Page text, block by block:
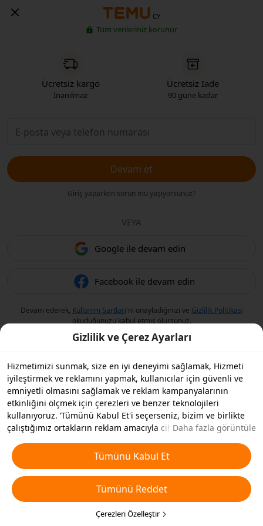
CY
Tüm verileriniz korunur
Ücretsiz kargo
İnanılmaz
Ücretsiz İade
90 güne kadar
Devam et
Giriş yaparken sorun mu yaşıyorsunuz?
VEYA
Google ile devam edin
Facebook ile devam edin
Devam ederek, Kullanım Şartları'nı onayladığınızı ve Gizlilik Politikası
okuduğunuzu kabul etmiş olursunuz.
Gizlilik ve Çerez Ayarları
Hizmetimizi sunmak, size en iyi deneyimi sağlamak, Hizmeti
iyileştirmek ve reklamını yapmak, kullanıcılar için güvenli ve
emniyetli olmasını sağlamak ve reklam kampanyalarının
etkinliğini ölçmek için çerezleri ve benzer teknolojileri
kullanıyoruz. ‘Tümünü Kabul Et'i seçerseniz, bizim ve birlikte
çalıştığımız ortakların reklam amacıyla cihazınızda çerezleri ve
Ayrıca, temel olmayan çerezlerin ’Tümünü Reddedebilir' veya
aşağıdaki ’Çerezleri Özelleştir'i tıklayarak veya gizlilik
ayarlarınızda istediğiniz zaman hangi çerez türlerini kabul
etmek veya devre dışı bırakmak istediğinizi seçebilirsiniz. Daha
fazla detay içinÇerezler ve Benzer Teknolojiler Politikamıza
Daha fazla görüntüle
Tümünü Kabul Et
Tümünü Reddet
Çerezleri Özelleştir